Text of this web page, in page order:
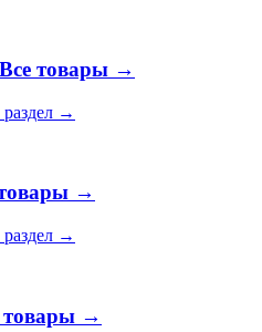
Все товары →
→
→
→
товары →